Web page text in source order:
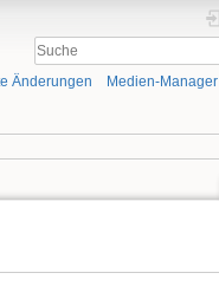
Änderungen Medien-Manager